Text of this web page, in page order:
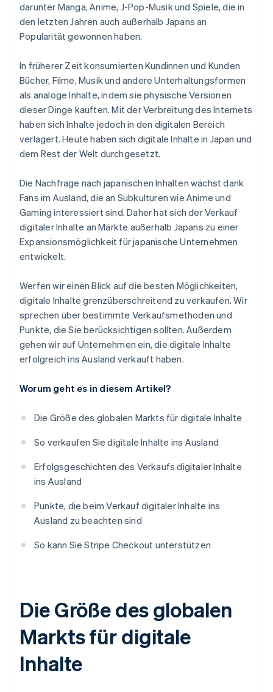
Lizenzierung
Kundenakquise
darunter Manga, Anime, J-Pop-Musik und Spiele, die in
den letzten Jahren auch außerhalb Japans an
Popularität gewonnen haben.
In früherer Zeit konsumierten Kundinnen und Kunden
Bücher, Filme, Musik und andere Unterhaltungsformen
als analoge Inhalte, indem sie physische Versionen
dieser Dinge kauften. Mit der Verbreitung des Internets
haben sich Inhalte jedoch in den digitalen Bereich
verlagert. Heute haben sich digitale Inhalte in Japan und
dem Rest der Welt durchgesetzt.
Die Nachfrage nach japanischen Inhalten wächst dank
Fans im Ausland, die an Subkulturen wie Anime und
Gaming interessiert sind. Daher hat sich der Verkauf
digitaler Inhalte an Märkte außerhalb Japans zu einer
Expansionsmöglichkeit für japanische Unternehmen
entwickelt.
Werfen wir einen Blick auf die besten Möglichkeiten,
digitale Inhalte grenzüberschreitend zu verkaufen. Wir
sprechen über bestimmte Verkaufsmethoden und
Punkte, die Sie berücksichtigen sollten. Außerdem
gehen wir auf Unternehmen ein, die digitale Inhalte
erfolgreich ins Ausland verkauft haben.
Worum geht es in diesem Artikel?
Die Größe des globalen Markts für digitale Inhalte
So verkaufen Sie digitale Inhalte ins Ausland
Erfolgsgeschichten des Verkaufs digitaler Inhalte
ins Ausland
Punkte, die beim Verkauf digitaler Inhalte ins
Ausland zu beachten sind
So kann Sie Stripe Checkout unterstützen
Die Größe des globalen
Markts für digitale
Inhalte